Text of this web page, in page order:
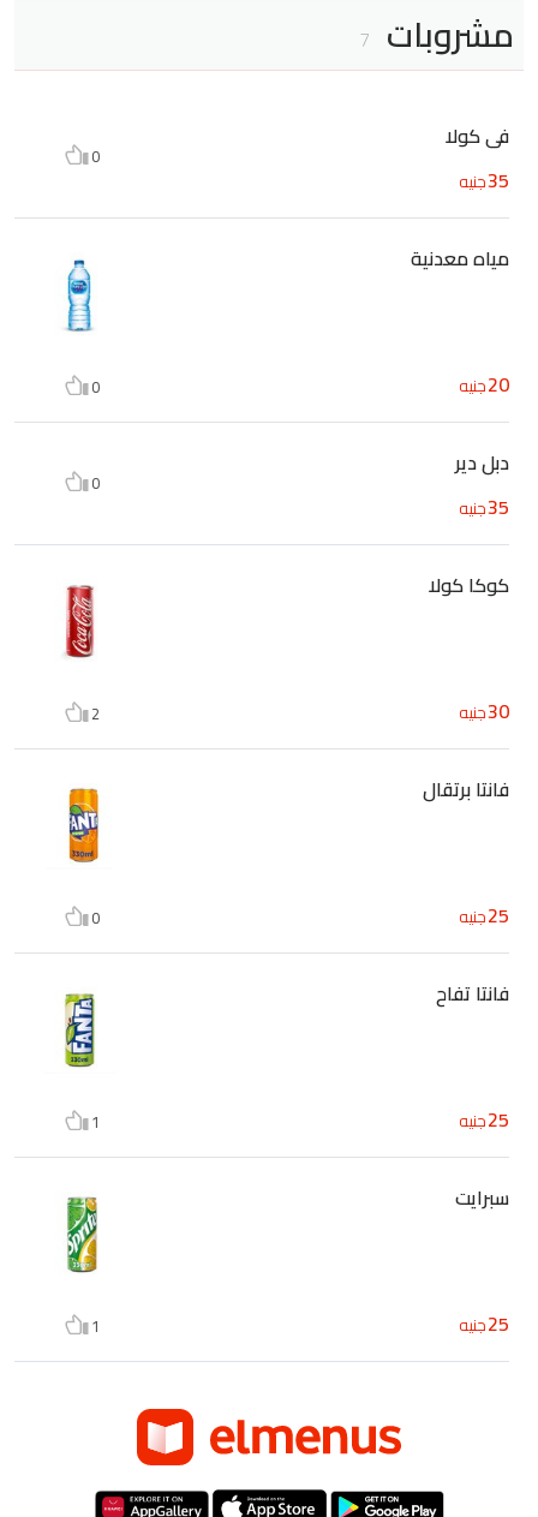
مشروبات 7
فى كولا
35جنيه
0
مياه معدنية
20جنيه 0
دبل دير
35جنيه
0
كوكا كولا
30جنيه 2
فانتا برتقال
25جنيه 0
فانتا تفاح
25جنيه 1
سبرايت
25جنيه 1